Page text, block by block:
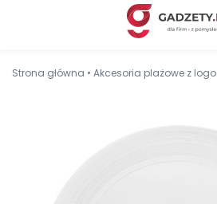
Strona główna • Akcesoria plażowe z logo